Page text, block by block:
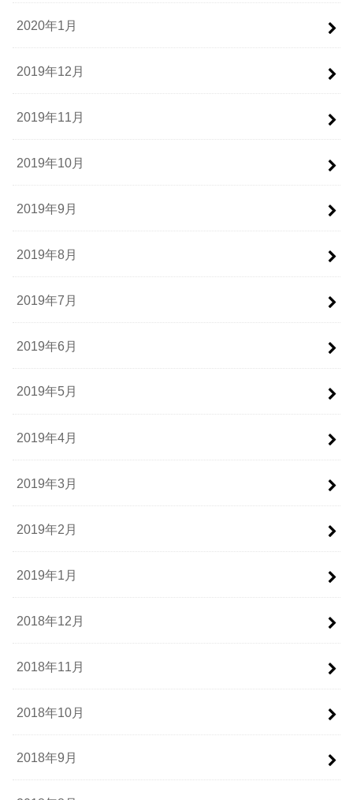
2020年1月
2019年12月
2019年11月
2019年10月
2019年9月
2019年8月
2019年7月
2019年6月
2019年5月
2019年4月
2019年3月
2019年2月
2019年1月
2018年12月
2018年11月
2018年10月
2018年9月